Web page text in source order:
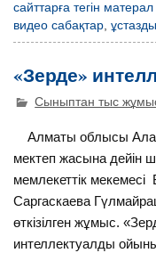
сайттарға тегін
видео сабақтар,
«Зерде»
Сыныптан тыс
Алматы облысы
мектеп жасына дейін
мемлекеттік
Саргаскаева
өткізілген жұмыс.
интеллектуалды